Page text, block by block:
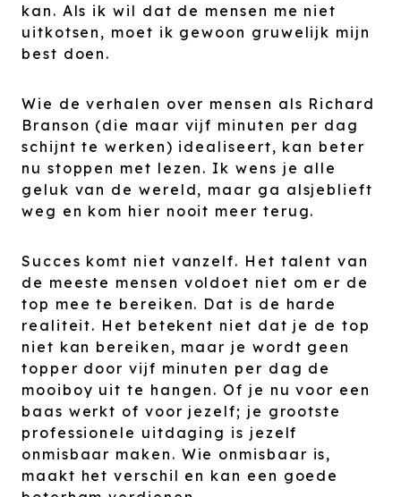
kan. Als ik wil dat de mensen me niet
uitkotsen, moet ik gewoon gruwelijk mijn
best doen.
Wie de verhalen over mensen als Richard
Branson (die maar vijf minuten per dag
schijnt te werken) idealiseert, kan beter
nu stoppen met lezen. Ik wens je alle
geluk van de wereld, maar ga alsjeblieft
weg en kom hier nooit meer terug.
Succes komt niet vanzelf. Het talent van
de meeste mensen voldoet niet om er de
top mee te bereiken. Dat is de harde
realiteit. Het betekent niet dat je de top
niet kan bereiken, maar je wordt geen
topper door vijf minuten per dag de
mooiboy uit te hangen. Of je nu voor een
baas werkt of voor jezelf; je grootste
professionele uitdaging is jezelf
onmisbaar maken. Wie onmisbaar is,
maakt het verschil en kan een goede